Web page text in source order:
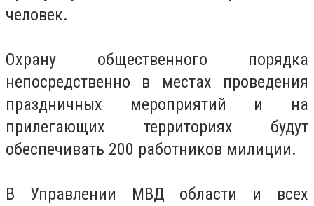
человек.
Охрану общественного порядка
непосредственно в местах проведения
праздничных мероприятий и на
прилегающих территориях будут
обеспечивать 200 работников милиции.
В Управлении МВД области и всех